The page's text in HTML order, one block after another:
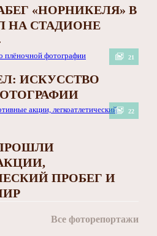
«НОРНИКЕЛЯ» В
НА СТАДИОНЕ
21
ИСКУССТВО
22
ПРОБЕГ И
Все фоторепортажи